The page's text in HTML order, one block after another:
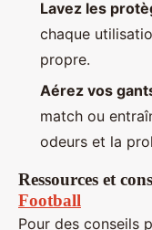
Lavez les
chaque
propre.
Aérez vos
match ou
odeurs et la
Ressources et
Football
Pour des conseils